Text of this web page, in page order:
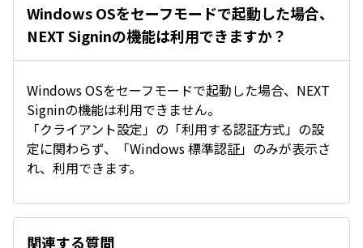
Windows OSをセーフモードで起動した場合、
NEXT Signinの機能は利用できますか？
Windows OSをセーフモードで起動した場合、NEXT
Signinの機能は利用できません。
「クライアント設定」の「利用する認証方式」の設
定に関わらず、「Windows 標準認証」のみが表示さ
れ、利用できます。
関連する質問